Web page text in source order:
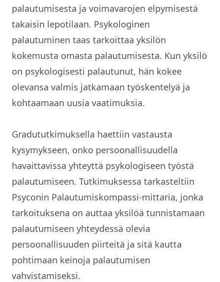
palautumisesta ja voimavarojen elpymisestä
takaisin lepotilaan. Psykologinen
palautuminen taas tarkoittaa yksilön
kokemusta omasta palautumisesta. Kun yksilö
on psykologisesti palautunut, hän kokee
olevansa valmis jatkamaan työskentelyä ja
kohtaamaan uusia vaatimuksia.
Gradututkimuksella haettiin vastausta
kysymykseen, onko persoonallisuudella
havaittavissa yhteyttä psykologiseen työstä
palautumiseen. Tutkimuksessa tarkasteltiin
Psyconin Palautumiskompassi-mittaria, jonka
tarkoituksena on auttaa yksilöä tunnistamaan
palautumiseen yhteydessä olevia
persoonallisuuden piirteitä ja sitä kautta
pohtimaan keinoja palautumisen
vahvistamiseksi.